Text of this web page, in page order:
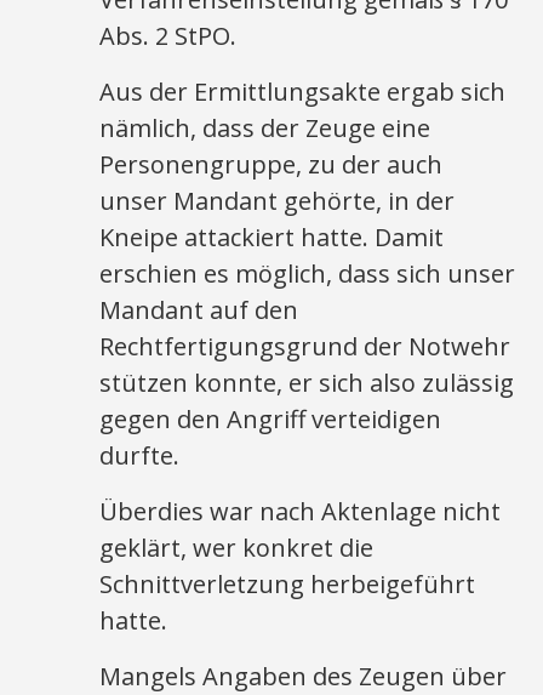
Abs. 2 StPO.
Aus der Ermittlungsakte ergab sich
nämlich, dass der Zeuge eine
Personengruppe, zu der auch
unser Mandant gehörte, in der
Kneipe attackiert hatte. Damit
erschien es möglich, dass sich unser
Mandant auf den
Rechtfertigungsgrund der Notwehr
stützen konnte, er sich also zulässig
gegen den Angriff verteidigen
durfte.
Überdies war nach Aktenlage nicht
geklärt, wer konkret die
Schnittverletzung herbeigeführt
hatte.
Mangels Angaben des Zeugen über